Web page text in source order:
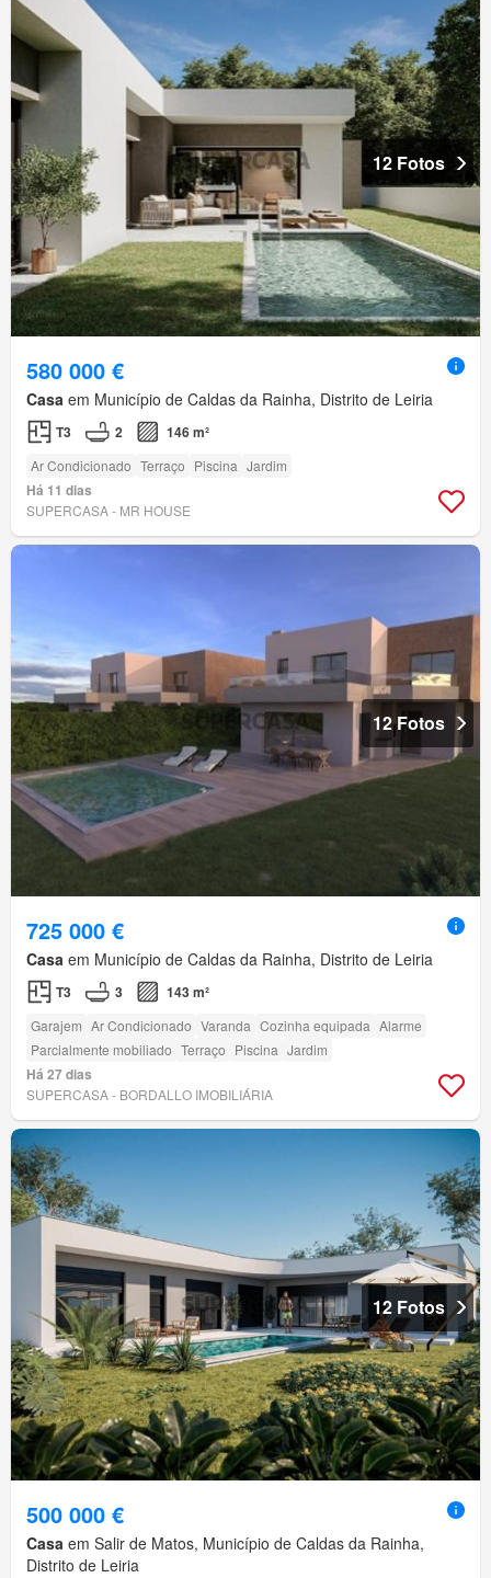
12 Fotos
580 000 €
Casa em Município de Caldas da Rainha, Distrito de Leiria
T3 2 146 m²
Ar Condicionado Terraço Piscina Jardim
Há 11 dias
SUPERCASA - MR HOUSE
12 Fotos
725 000 €
Casa em Município de Caldas da Rainha, Distrito de Leiria
T3 3 143 m²
Garajem Ar Condicionado Varanda Cozinha equipada Alarme
Parcialmente mobiliado Terraço Piscina Jardim
Há 27 dias
SUPERCASA - BORDALLO IMOBILIÁRIA
12 Fotos
500 000 €
Casa em Salir de Matos, Município de Caldas da Rainha,
Distrito de Leiria